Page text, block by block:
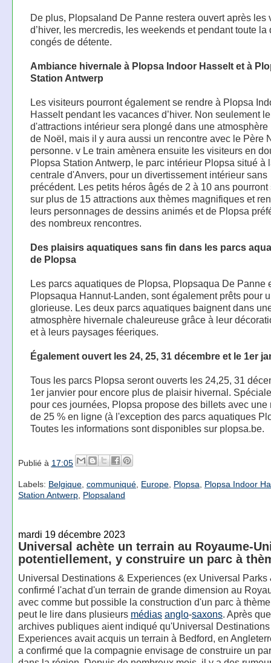
De plus, Plopsaland De Panne restera ouvert après les
d’hiver, les mercredis, les weekends et pendant toute la
congés de détente.
Ambiance hivernale à Plopsa Indoor Hasselt et à
Station Antwerp
Les visiteurs pourront également se rendre à Plopsa
Hasselt pendant les vacances d’hiver. Non seulement
d'attractions intérieur sera plongé dans une atmosphère
de Noël, mais il y aura aussi un rencontre avec le Père
personne. v Le train amènera ensuite les visiteurs en
Plopsa Station Antwerp, le parc intérieur Plopsa situé à
centrale d'Anvers, pour un divertissement intérieur sans
précédent. Les petits héros âgés de 2 à 10 ans pourront
sur plus de 15 attractions aux thèmes magnifiques et
leurs personnages de dessins animés et de Plopsa
des nombreux rencontres.
Des plaisirs aquatiques sans fin dans les parcs
de Plopsa
Les parcs aquatiques de Plopsa, Plopsaqua De Panne
Plopsaqua Hannut-Landen, sont également prêts pour
glorieuse. Les deux parcs aquatiques baignent dans
atmosphère hivernale chaleureuse grâce à leur
et à leurs paysages féeriques.
Également ouvert les 24, 25, 31 décembre et le 1er
Tous les parcs Plopsa seront ouverts les 24,25, 31
1er janvier pour encore plus de plaisir hivernal.
pour ces journées, Plopsa propose des billets avec une
de 25 % en ligne (à l'exception des parcs aquatiques
Toutes les informations sont disponibles sur plopsa.be.
Publié à 17:05
Labels: Belgique, communiqué, Europe, Plopsa
Plopsa Indoor
Station Antwerp, Plopsaland
mardi 19 décembre 2023
Universal achète un terrain au Royaume-
potentiellement, y construire un parc à
Universal Destinations & Experiences (ex Universal Parks
confirmé l'achat d'un terrain de grande dimension au
avec comme but possible la construction d'un parc à
peut le lire dans plusieurs médias anglo-saxons. Après
archives publiques aient indiqué qu'Universal
Experiences avait acquis un terrain à Bedford, en
a confirmé que la compagnie envisage de construire un